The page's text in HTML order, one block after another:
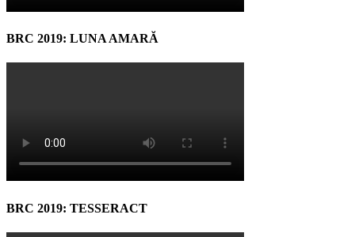
BRC 2019: LUNA AMARĂ
BRC 2019: TESSERACT